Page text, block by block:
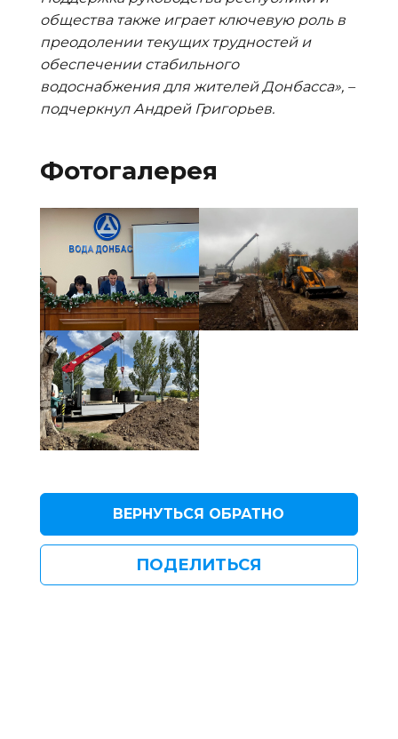
общества также играет ключевую роль в
преодолении текущих трудностей и
обеспечении стабильного
водоснабжения для жителей Донбасса», –
подчеркнул Андрей Григорьев.
Фотогалерея
ВЕРНУТЬСЯ ОБРАТНО
ПОДЕЛИТЬСЯ